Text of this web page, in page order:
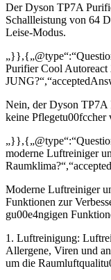
Der Dyson TP7A
Schallleistung von 64
Leise-Modus.
Purifier Cool Autoreact
Nein, der Dyson TP7A
keine Pflegetu00fccher
moderne Luftreiniger
Moderne Luftreiniger
Funktionen zur
gu00e4ngigen
1. Luftreinigung:
Allergene, Viren und
um die